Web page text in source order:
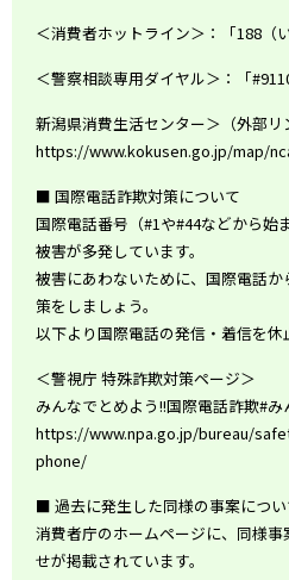
＜消費者ホットライン＞：「188（
＜警察相談専用ダイヤル＞：「#9110
新潟県消費生活センター＞（外部リ
https://www.kokusen.go.jp/map/
■ 国際電話詐欺対策について
国際電話番号（#1や#44などから始
被害が多発しています。
被害にあわないために、国際電話
策をしましょう。
以下より国際電話の発信・着信を休
＜警視庁 特殊詐欺対策ページ＞
みんなでとめよう!!国際電話詐欺#み
https://www.npa.go.jp/bureau/
phone/
■ 過去に発生した同様の事案につい
消費者庁のホームページに、同様
せが掲載されています。